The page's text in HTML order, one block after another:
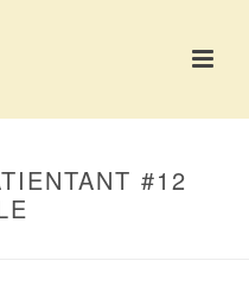
#12